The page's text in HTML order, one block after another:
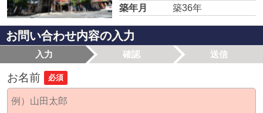
築年月
築36年
お問い合わせ内容の入力
入力 確認 送信
お名前 必須